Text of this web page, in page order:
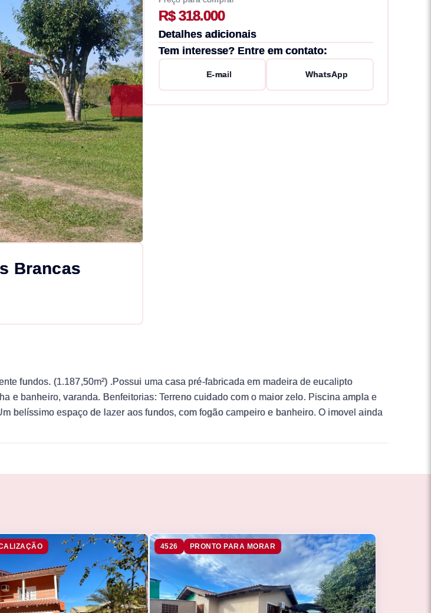
Brancas
R$ 318.000
Detalhes adicionais
Tem interesse? Entre em contato:
E-mail WhatsApp
fundos. (1.187,50m²) .Possui uma casa pré-fabricada em madeira de eucalipto
e banheiro, varanda. Benfeitorias: Terreno cuidado com o maior zelo. Piscina ampla e
belíssimo espaço de lazer aos fundos, com fogão campeiro e banheiro. O imovel ainda
4526 PRONTO PARA MORAR